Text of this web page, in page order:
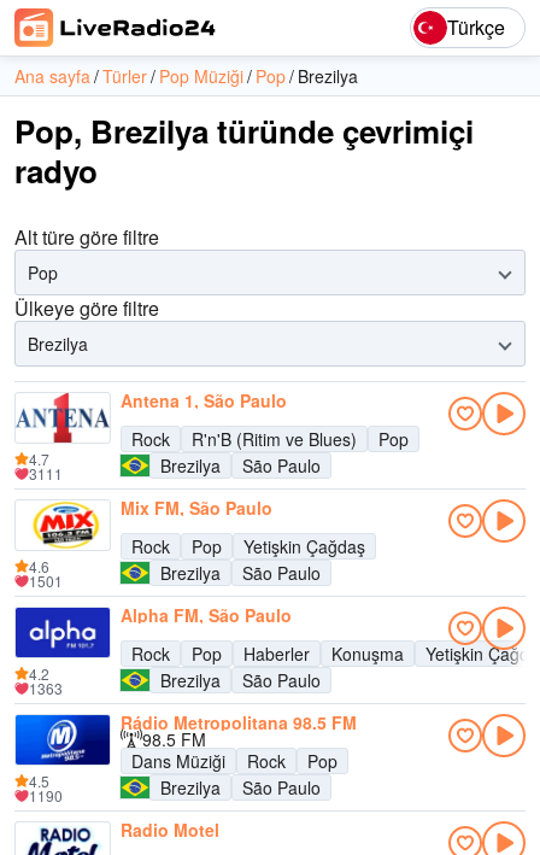
Türkçe
Ana sayfa Türler Pop Müziği Pop Brezilya
Pop, Brezilya türünde çevrimiçi
radyo
Alt türe göre filtre
Pop
Ülkeye göre filtre
Brezilya
Antena 1, São Paulo
Rock
R'n'B (Ritim ve Blues)
Pop
Brezilya
São Paulo
4.7
3111
Mix FM, São Paulo
Rock
Pop
Yetişkin Çağdaş
Brezilya
São Paulo
4.6
1501
Alpha FM, São Paulo
Rock
Pop Haberler Konuşma
Yetişkin
Brezilya
São Paulo
4.2
1363
Rádio Metropolitana 98.5 FM
98.5 FM
Dans Müziği
Rock
Pop
Brezilya
São Paulo
4.5
1190
Radio Motel